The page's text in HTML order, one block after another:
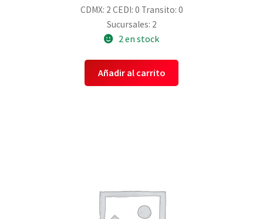
CDMX: 2 CEDI: 0 Transito: 0
Sucursales: 2
2 en stock
Añadir al carrito